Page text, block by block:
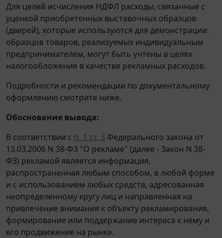
Для целей исчисления НДФЛ расходы, связанные с
уценкой приобретенных выставочных образцов
(дверей), которые используются для демонстрации
образцов товаров, реализуемых индивидуальным
предпринимателем, могут быть учтены в целях
налогообложения в качестве рекламных расходов.
Подробности и рекомендации по документальному
оформлению смотрите ниже.
Обоснование вывода:
В соответствии с п. 1 ст. 3 Федерального закона от
13.03.2006 N 38-ФЗ "О рекламе" (далее - Закон N 38-
ФЗ) рекламой является информация,
распространенная любым способом, в любой форме
и с использованием любых средств, адресованная
неопределенному кругу лиц и направленная на
привлечение внимания к объекту рекламирования,
формирование или поддержание интереса к нему и
его продвижение на рынке.